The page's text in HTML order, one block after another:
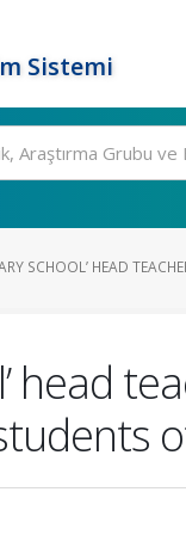
Sistemi
SCHOOL’ HEAD
head